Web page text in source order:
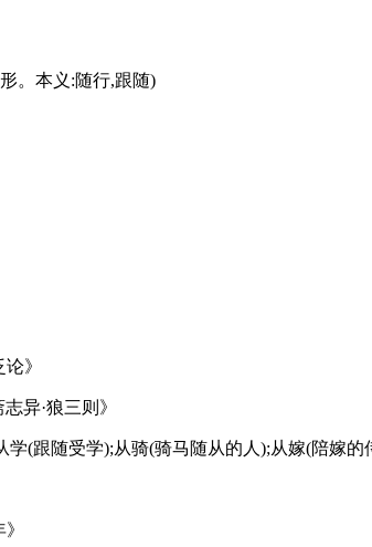
。本义:随行,跟随)
》
异·狼三则》
学(跟随受学);从骑(骑马随从的人);从嫁(陪嫁